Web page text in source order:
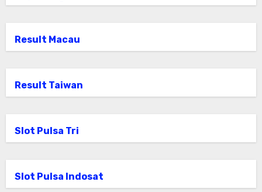
Result Macau
Result Taiwan
Slot Pulsa Tri
Slot Pulsa Indosat